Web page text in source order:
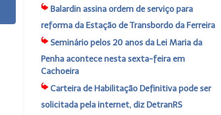
Balardin assina ordem de serviço para
reforma da Estação de Transbordo da Ferreira
Seminário pelos 20 anos da Lei Maria da
Penha acontece nesta sexta-feira em
Cachoeira
Carteira de Habilitação Definitiva pode ser
solicitada pela internet, diz DetranRS